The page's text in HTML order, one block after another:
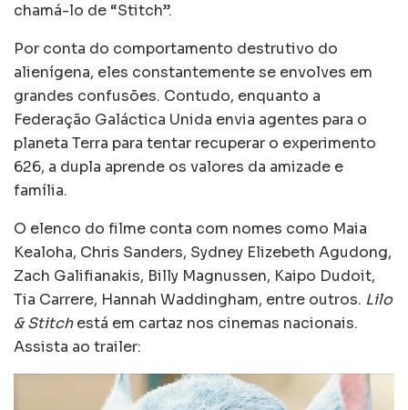
chamá-lo de “Stitch”.
Por conta do comportamento destrutivo do
alienígena, eles constantemente se envolves em
grandes confusões. Contudo, enquanto a
Federação Galáctica Unida envia agentes para o
planeta Terra para tentar recuperar o experimento
626, a dupla aprende os valores da amizade e
família.
O elenco do filme conta com nomes como Maia
Kealoha, Chris Sanders, Sydney Elizebeth Agudong,
Zach Galifianakis, Billy Magnussen, Kaipo Dudoit,
Tia Carrere, Hannah Waddingham, entre outros. Lilo
& Stitchestá em cartaz nos cinemas nacionais.
Assista ao trailer: